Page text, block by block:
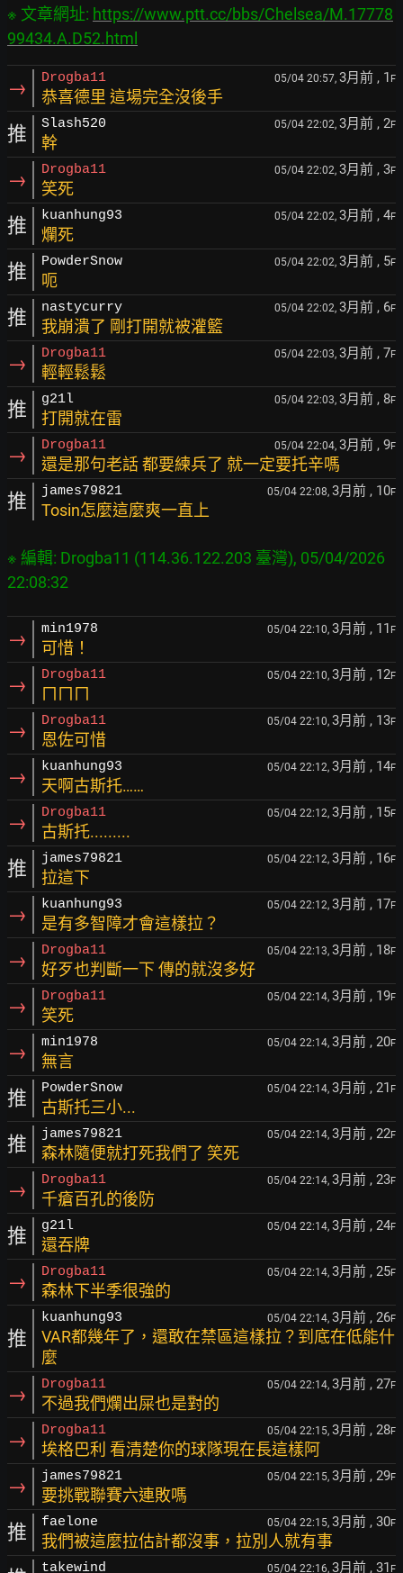
※ 文章網址: https://www.ptt.cc/bbs/Chelsea/M.17778
99434.A.D52.html
→ Drogba11 05/04 20:57, 3月前 , 1 F
恭喜德里 這場完全沒後手
推 Slash520 05/04 22:02, 3月前 , 2F
幹
→ Drogba11 05/04 22:02, 3月前 , 3F
笑死
推 kuanhung93 05/04 22:02, 3月前 , 4F
爛死
推 PowderSnow 05/04 22:02, 3月前 , 5F
呃
推 nastycurry 05/04 22:02, 3月前 , 6F
我崩潰了 剛打開就被灌籃
→ Drogba11 05/04 22:03, 3月前 , 7F
輕輕鬆鬆
推 g21l 05/04 22:03, 3月前 , 8F
打開就在雷
→ Drogba11 05/04 22:04, 3月前 , 9F
還是那句老話 都要練兵了 就一定要托辛嗎
推 james79821 05/04 22:08, 3月前 , 10F
Tosin怎麼這麼爽一直上
※ 編輯: Drogba11 (114.36.122.203 臺灣), 05/04/2026
→ min1978 05/04 22:10, 3月前 , 11 F
可惜！
→ Drogba11 05/04 22:10, 3月前 , 12F
ㄇㄇㄇ
→ Drogba11 05/04 22:10, 3月前 , 13F
恩佐可惜
→ kuanhung93 05/04 22:12, 3月前 , 14F
天啊古斯托……
→ Drogba11 05/04 22:12, 3月前 , 15F
古斯托.........
推 james79821 05/04 22:12, 3月前 , 16F
拉這下
→ kuanhung93 05/04 22:12, 3月前 , 17F
是有多智障才會這樣拉？
→ Drogba11 05/04 22:13, 3月前 , 18F
好歹也判斷一下 傳的就沒多好
→ Drogba11 05/04 22:14, 3月前 , 19F
笑死
→ min1978 05/04 22:14, 3月前 , 20F
無言
推 PowderSnow 05/04 22:14, 3月前 , 21 F
古斯托三小...
推 james79821 05/04 22:14, 3月前 , 22F
森林隨便就打死我們了 笑死
→ Drogba11 05/04 22:14, 3月前 , 23F
千瘡百孔的後防
推 g21l 05/04 22:14, 3月前 , 24F
還吞牌
→ Drogba11 05/04 22:14, 3月前 , 25F
森林下半季很強的
推
kuanhung93 05/04 22:14, 3月前 , 26F
VAR都幾年了，還敢在禁區這樣拉？到底在低能什
麼
→ Drogba11 05/04 22:14, 3月前 , 27F
不過我們爛出屎也是對的
→ Drogba11 05/04 22:15, 3月前 , 28F
埃格巴利 看清楚你的球隊現在長這樣阿
→ james79821 05/04 22:15, 3月前 , 29F
要挑戰聯賽六連敗嗎
推 faelone 05/04 22:15, 3月前 , 30F
我們被這麼拉估計都沒事，拉別人就有事
takewind 05/04 22:16, 3月前 , 31 F